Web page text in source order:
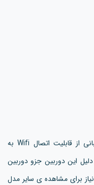
دوربین لامپی مدل DL-903 به دلیل پشتیبانی از قابلیت اتصال Wifi به
این دوربین جزو دوربین
برای مشاهده ی سایر مدل